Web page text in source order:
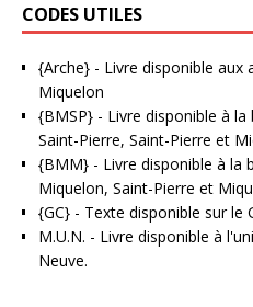
CODES UTILES
{Arche} - Livre disponible aux
Miquelon
{BMSP} - Livre disponible à
Saint-Pierre, Saint-Pierre et
{BMM} - Livre disponible à la
Miquelon, Saint-Pierre et
{GC} - Texte disponible sur le
M.U.N. - Livre disponible à
Neuve.